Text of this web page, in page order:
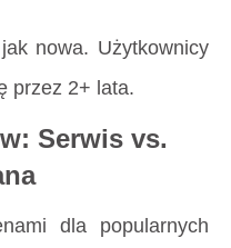
nowa. Użytkownicy
przez 2+ lata.
Serwis vs.
dla popularnych